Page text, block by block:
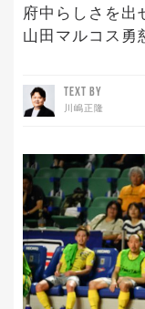
府中らしさを出
山田マルコス勇
TEXT BY
川嶋正隆